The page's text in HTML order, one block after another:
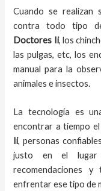
Cuando se realizan
contra todo tipo
Doctores Ii, los
las pulgas, etc, los
manual para la
animales e insectos.
La tecnología es
encontrar a tiempo
Ii, personas
justo en el lugar
recomendaciones
enfrentar ese tipo de